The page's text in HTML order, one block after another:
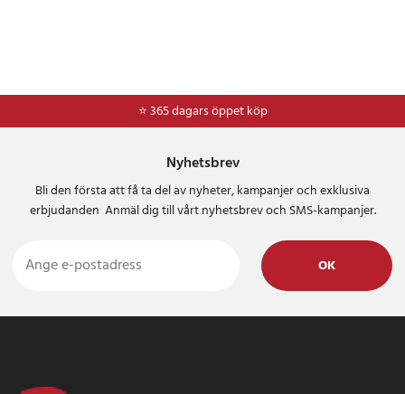
⭐ 365 dagars öppet köp
Nyhetsbrev
Bli den första att få ta del av nyheter, kampanjer och exklusiva
erbjudanden Anmäl dig till vårt nyhetsbrev och SMS-kampanjer.
OK